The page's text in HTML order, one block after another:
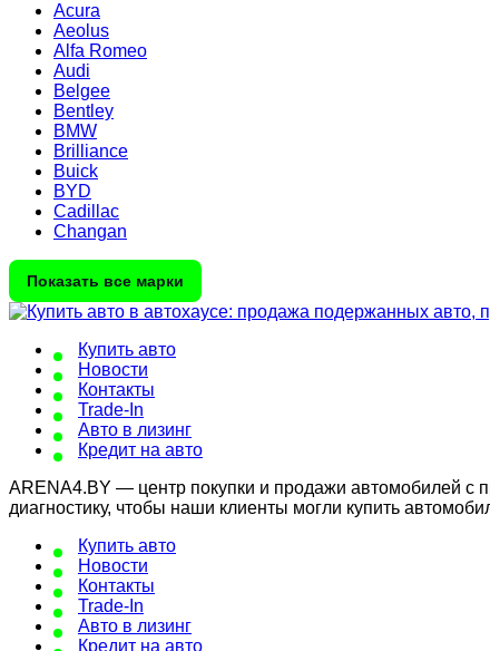
Acura
Aeolus
Alfa Romeo
Audi
Belgee
Bentley
BMW
Brilliance
Buick
BYD
Cadillac
Changan
Показать все марки
Купить авто
Новости
Контакты
Trade-In
Авто в лизинг
Кредит на авто
ARENA4.BY — центр покупки и продажи автомобилей с
диагностику, чтобы наши клиенты могли купить
Купить авто
Новости
Контакты
Trade-In
Авто в лизинг
Кредит на авто